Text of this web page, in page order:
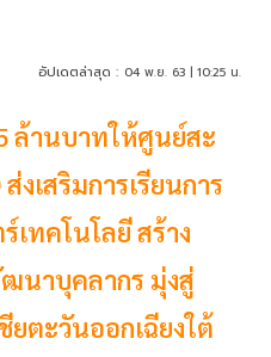
อัปเดตล่าสุด : 04 พ.ย. 63 | 10:25 น.
ล้านบาทให้ศูนย์สะ
งเสริมการเรียนการ
ทคโนโลยี สร้าง
นาบุคลากร มุ่งสู่
ยตะวันออกเฉียงใต้